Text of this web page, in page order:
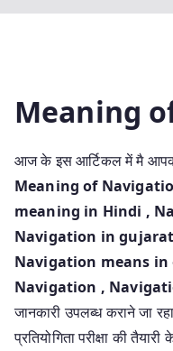
Meaning
आज के इस आर्टिकल में मै
Meaning of
meaning in Hindi ,
Navigation in
Navigation means
Navigation ,
जानकारी उपलब्ध कराने जा
प्रतियोगिता परीक्षा की